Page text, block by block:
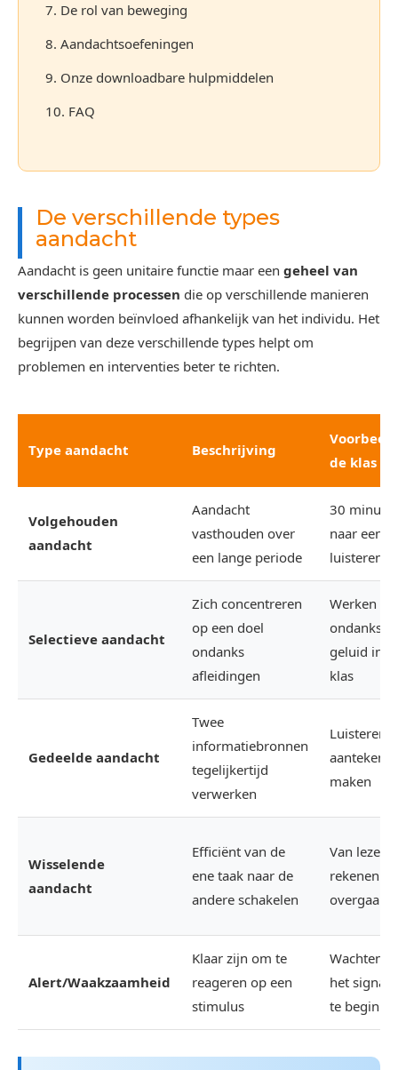
7. De rol van beweging
8. Aandachtsoefeningen
9. Onze downloadbare hulpmiddelen
10. FAQ
De verschillende types
aandacht
Aandacht is geen unitaire functie maar een geheel van
verschillende processen die op verschillende manieren
kunnen worden beïnvloed afhankelijk van het individu. Het
begrijpen van deze verschillende types helpt om
problemen en interventies beter te richten.
Type aandacht Beschrijving
de klas
Volgehouden
aandacht
Aandacht
vasthouden over
een lange periode
30
naar een
luisteren
Selectieve aandacht
Zich concentreren
op een doel
ondanks
afleidingen
Werken
ondanks
geluid in
klas
Gedeelde aandacht
Twee
informatiebronnen
tegelijkertijd
verwerken
Luisteren
maken
Wisselende
aandacht
Efficiënt van de
ene taak naar de
andere schakelen
Van lezen
rekenen
overgaan
Alert/Waakzaamheid
Klaar zijn om te
reageren op een
stimulus
Wachten
het
te